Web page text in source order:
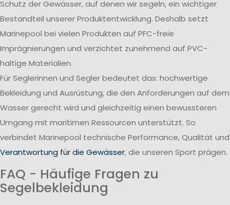
Schutz der Gewässer, auf denen wir segeln, ein wichtiger
Bestandteil unserer Produktentwicklung. Deshalb setzt
Marinepool bei vielen Produkten auf PFC-freie
Imprägnierungen und verzichtet zunehmend auf PVC-
haltige Materialien.
Für Seglerinnen und Segler bedeutet das: hochwertige
Bekleidung und Ausrüstung, die den Anforderungen auf dem
Wasser gerecht wird und gleichzeitig einen bewussteren
Umgang mit maritimen Ressourcen unterstützt. So
verbindet Marinepool technische Performance, Qualität und
Verantwortung für die Gewässer, die unseren Sport prägen.
FAQ - Häufige Fragen zu
Segelbekleidung